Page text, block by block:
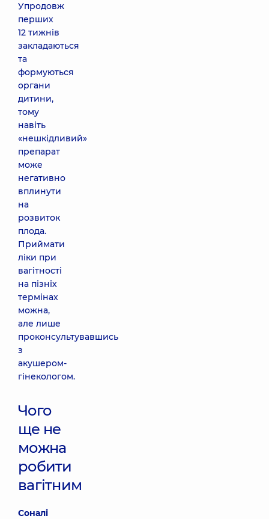
Упродовж
перших
12 тижнів
закладаються
та
формуються
органи
дитини,
тому
навіть
«нешкідливий»
препарат
може
негативно
вплинути
на
розвиток
плода.
Приймати
ліки при
вагітності
на пізніх
термінах
можна,
але лише
проконсультувавшись
з
акушером-
гінекологом.
Чого
ще не
можна
робити
вагітним
Соналі